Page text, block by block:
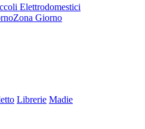
Elettrodomestici
Zona Giorno
Librerie Madie